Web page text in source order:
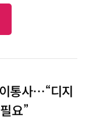
통사…“디지
요”